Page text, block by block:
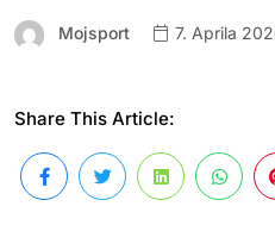
Mojsport 7. Aprila
Share This Article: